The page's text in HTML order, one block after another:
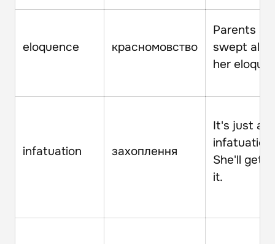
eloquence красномовство
Parents
swept
her
infatuation захоплення
It's just an
infatuation.
She'll get
it.